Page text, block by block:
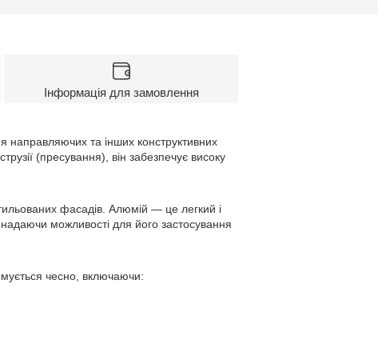
Інформація для замовлення
направляючих та інших конструктивних
(пресування), він забезпечує високу
фасадів. Алюмій — це легкий і
можливості для його застосування
чесно, включаючи: